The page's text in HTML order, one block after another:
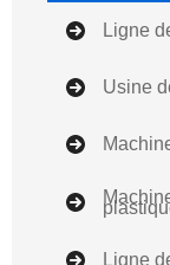
Ligne
Usine
Ligne